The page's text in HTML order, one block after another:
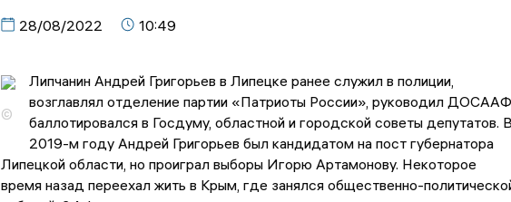
28/08/2022 10:49
©
Липчанин Андрей Григорьев в Липецке ранее служил в полиции,
возглавлял отделение партии «Патриоты России», руководил
баллотировался в Госдуму, областной и городской советы депутатов. В
2019-м году Андрей Григорьев был кандидатом на пост губернатора
Липецкой области, но проиграл выборы Игорю Артамонову. Некоторое
время назад переехал жить в Крым, где занялся общественно-